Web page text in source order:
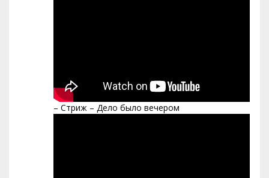
– Стриж – Дело было вечером